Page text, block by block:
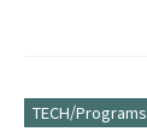
TECH/Programs